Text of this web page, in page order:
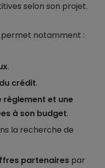
selon son projet.
notamment :
.
crédit.
règlement et une
à son budget.
la recherche de
partenaires par